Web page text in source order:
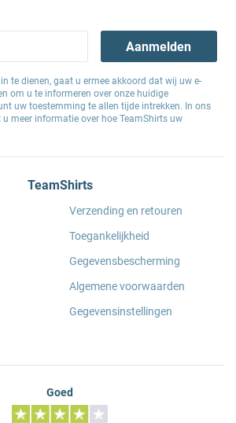
Aanmelden
te dienen, gaat u ermee akkoord dat wij uw e-
om u te informeren over onze huidige
uw toestemming te allen tijde intrekken. In ons
u meer informatie over hoe TeamShirts uw
TeamShirts
Verzending en retouren
Toegankelijkheid
Gegevensbescherming
Algemene voorwaarden
Gegevensinstellingen
Goed